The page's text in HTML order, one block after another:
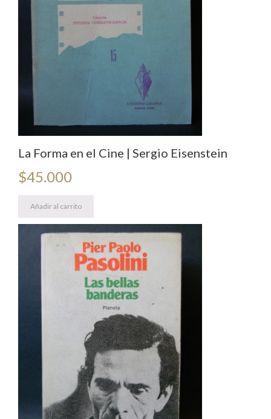
La Forma en el Cine | Sergio Eisenstein
$45.000
Añadir al carrito